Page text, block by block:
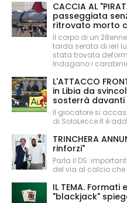
CACCIA AL
passeggiata
ritrovato morto
Il corpo di un
tarda serata di ieri
stata trovata
Indagano i
L'ATTACCO
in Libia da
sosterrà davanti
Il giocatore si
di SoloLecce.it è
TRINCHERA
rinforzi"
Parla il DS:
del via al calcio
IL TEMA.
"blackjack"